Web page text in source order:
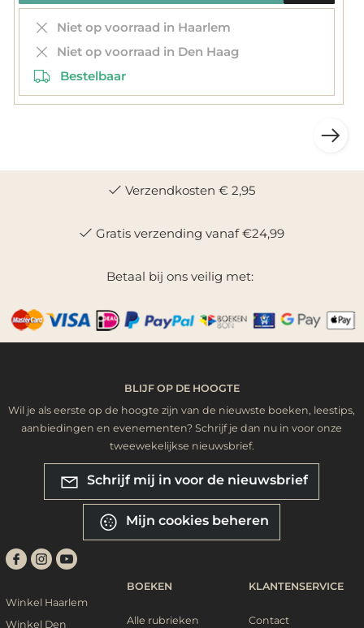
Niet op voorraad in Haarlem
Niet op voorraad in Den Haag
Bestelbaar
Verzendkosten € 2,95
Gratis verzending vanaf €24,99
Betaal bij ons veilig met:
BLIJF OP DE HOOGTE
Wil je als eerste op de hoogte zijn van de nieuwste boeken, leestips,
aanbiedingen en evenementen? Schrijf je dan nu in voor onze
tweewekelijkse nieuwsbrief.
Schrijf mij in voor de nieuwsbrief
Mijn cookies beheren
Winkel Haarlem
Winkel Den
BOEKEN
Alle rubrieken
KLANTENSERVICE
Contact